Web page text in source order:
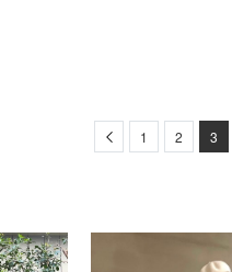
Previous
1 2 3